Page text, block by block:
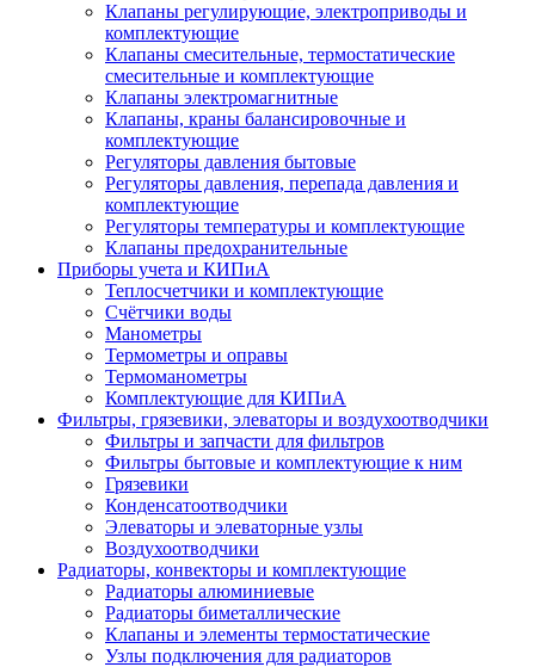
Клапаны регулирующие, электроприводы и
комплектующие
Клапаны смесительные, термостатические
смесительные и комплектующие
Клапаны электромагнитные
Клапаны, краны балансировочные и
комплектующие
Регуляторы давления бытовые
Регуляторы давления, перепада давления и
комплектующие
Регуляторы температуры и комплектующие
Клапаны предохранительные
Приборы учета и КИПиА
Теплосчетчики и комплектующие
Счётчики воды
Манометры
Термометры и оправы
Термоманометры
Комплектующие для КИПиА
Фильтры, грязевики, элеваторы и воздухоотводчики
Фильтры и запчасти для фильтров
Фильтры бытовые и комплектующие к ним
Грязевики
Конденсатоотводчики
Элеваторы и элеваторные узлы
Воздухоотводчики
Радиаторы, конвекторы и комплектующие
Радиаторы алюминиевые
Радиаторы биметаллические
Клапаны и элементы термостатические
Узлы подключения для радиаторов